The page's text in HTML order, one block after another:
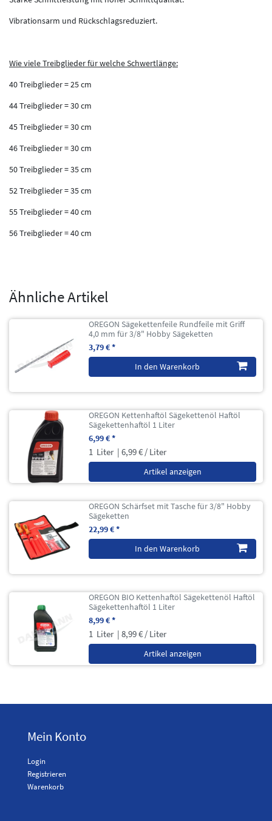
Vibrationsarm und Rückschlagsreduziert.
Wie viele Treibglieder für welche Schwertlänge:
40 Treibglieder = 25 cm
44 Treibglieder = 30 cm
45 Treibglieder = 30 cm
46 Treibglieder = 30 cm
50 Treibglieder = 35 cm
52 Treibglieder = 35 cm
55 Treibglieder = 40 cm
56 Treibglieder = 40 cm
Ähnliche Artikel
OREGON Sägekettenfeile Rundfeile mit Griff
4,0 mm für 3/8" Hobby Sägeketten
3,79 € *
In den Warenkorb
OREGON Kettenhaftöl Sägekettenöl Haftöl
Sägekettenhaftöl 1 Liter
6,99 € *
1 Liter | 6,99 € / Liter
Artikel anzeigen
OREGON Schärfset mit Tasche für 3/8" Hobby
Sägeketten
22,99 € *
In den Warenkorb
OREGON BIO Kettenhaftöl Sägekettenöl Haftöl
Sägekettenhaftöl 1 Liter
8,99 € *
1 Liter | 8,99 € / Liter
Artikel anzeigen
Mein Konto
Login
Registrieren
Warenkorb